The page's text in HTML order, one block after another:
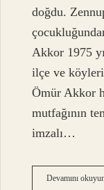
doğdu.
Akkor 1975
ilçe ve
Ömür Akkor
mutfağının
imzalı…
Devamını